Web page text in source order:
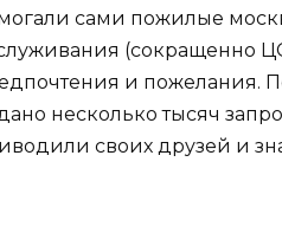
сами пожилые
(сокращенно
и пожелания.
несколько тысяч
своих друзей и